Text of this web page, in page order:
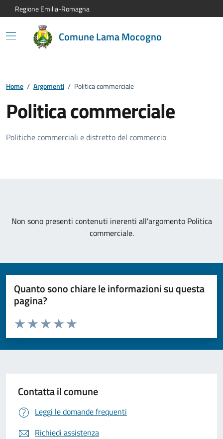
Vai al contenuto principale
Vai alla navigazione del sito
Vai al piede di pagina
Regione Emilia-Romagna
Comune Lama Mocogno
Home / Argomenti / Politica commerciale
Politica commerciale
Politiche commerciali e distretto del commercio
Non sono presenti contenuti inerenti all'argomento Politica
commerciale.
Quanto sono chiare le informazioni su questa
pagina?
Valuta da 1 a 5 stelle la pagina
Valuta 5 stelle su 5
Valuta 4 stelle su 5
Valuta 3 stelle su 5
Valuta 2 stelle su 5
Valuta 1 stelle su 5
Contatta il comune
Leggi le domande frequenti
Richiedi assistenza